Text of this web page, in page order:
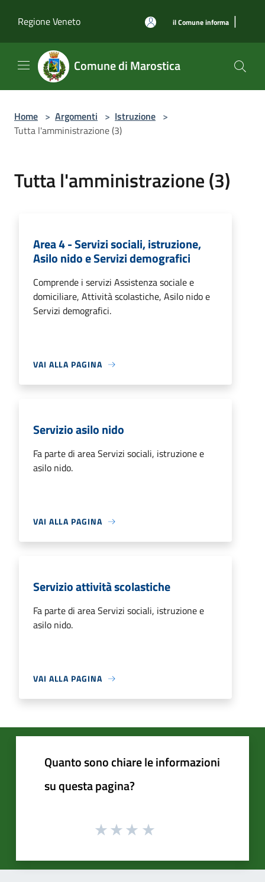
Regione Veneto
il Comune informa |
Comune di Marostica
Home > Argomenti > Istruzione >
Tutta l'amministrazione (3)
Tutta l'amministrazione (3)
Area 4 - Servizi sociali, istruzione,
Asilo nido e Servizi demografici
Comprende i servizi Assistenza sociale e
domiciliare, Attività scolastiche, Asilo nido e
Servizi demografici.
VAI ALLA PAGINA
Servizio asilo nido
Fa parte di area Servizi sociali, istruzione e
asilo nido.
VAI ALLA PAGINA
Servizio attività scolastiche
Fa parte di area Servizi sociali, istruzione e
asilo nido.
VAI ALLA PAGINA
Quanto sono chiare le informazioni
su questa pagina?